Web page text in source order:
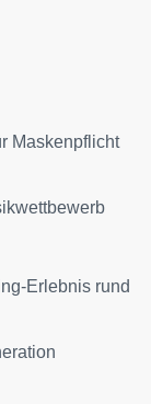
Maskenpflicht
Erlebnis rund